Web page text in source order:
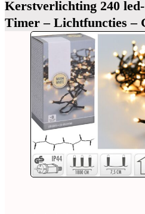
Kerstverlichting 240
Timer – Lichtfuncties –